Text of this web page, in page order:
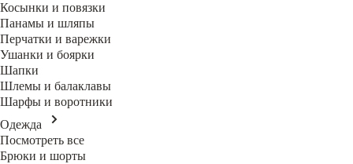
Косынки и повязки
Панамы и шляпы
Перчатки и варежки
Ушанки и боярки
Шапки
Шлемы и балаклавы
Шарфы и воротники
Одежда
Посмотреть все
Брюки и шорты